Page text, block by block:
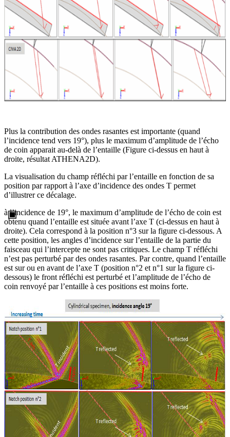
Plus la contribution des ondes rasantes est importante (quand
l’incidence tend vers 19°), plus le maximum d’amplitude de l’écho
de coin apparait au-delà de l’entaille (Figure ci-dessus en haut à
droite, résultat ATHENA2D).
La visualisation du champ réfléchi par l’entaille en fonction de sa
position par rapport à l’axe d’incidence des ondes T permet
d’illustrer ce décalage.
à l’incidence de 19°, le maximum d’amplitude de l’écho de coin est
obtenu quand l’entaille est située avant l’axe T (ci-dessus en haut à
droite). Cela correspond à la position n°3 sur la figure ci-dessous. A
cette position, les angles d’incidence sur l’entaille de la partie du
faisceau qui l’intercepte ne sont pas critiques. Le champ T réfléchi
n’est pas perturbé par des ondes rasantes. Par contre, quand l’entaille
est sur ou en avant de l’axe T (position n°2 et n°1 sur la figure ci-
dessous) le front réfléchi est perturbé et l’amplitude de l’écho de
coin renvoyé par l’entaille à ces positions est moins forte.